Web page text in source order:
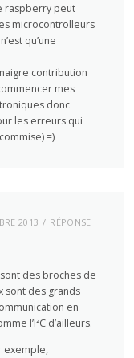
raspberry peut
microcontrolleurs
qu’une
contribution
mes
donc
les erreurs qui
=)
2013 RÉPONSE
sont des broches de
sont des grands
en
l’I²C d’ailleurs.
exemple,